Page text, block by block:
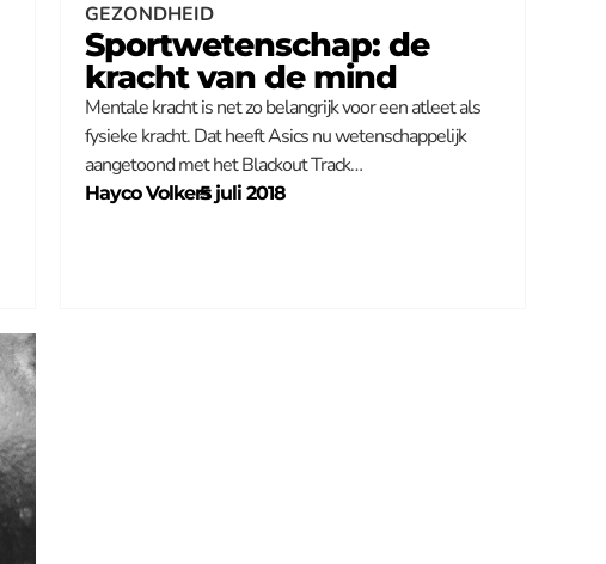
GEZONDHEID
Sportwetenschap: de
kracht van de mind
Mentale kracht is net zo belangrijk voor een atleet als
fysieke kracht. Dat heeft Asics nu wetenschappelijk
aangetoond met het Blackout Track…
Hayco Volkers
–
5 juli 2018